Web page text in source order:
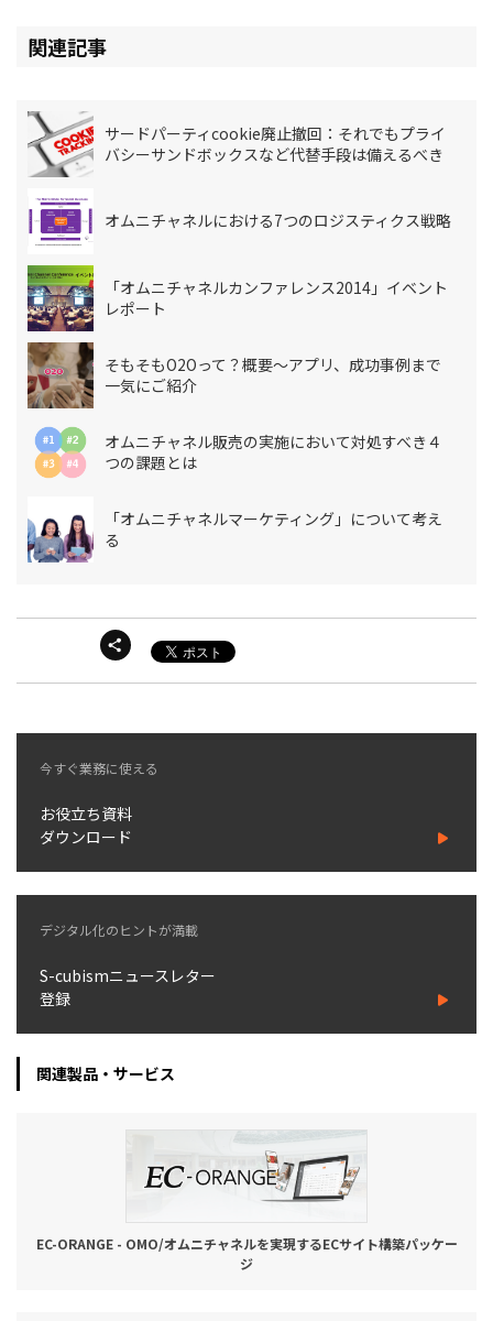
関連記事
サードパーティcookie廃止撤回：それでもプライ
バシーサンドボックスなど代替手段は備えるべき
オムニチャネルにおける7つのロジスティクス戦略
「オムニチャネルカンファレンス2014」イベント
レポート
そもそもO2Oって？概要～アプリ、成功事例まで
一気にご紹介
オムニチャネル販売の実施において対処すべき４
つの課題とは
「オムニチャネルマーケティング」について考え
る
今すぐ業務に使える
お役立ち資料
ダウンロード
デジタル化のヒントが満載
S-cubismニュースレター
登録
関連製品・サービス
EC-ORANGE - OMO/オムニチャネルを実現するECサイト構築パッケー
ジ